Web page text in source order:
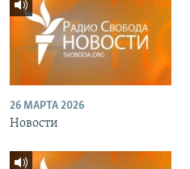
26 МАРТА 2026
Новости